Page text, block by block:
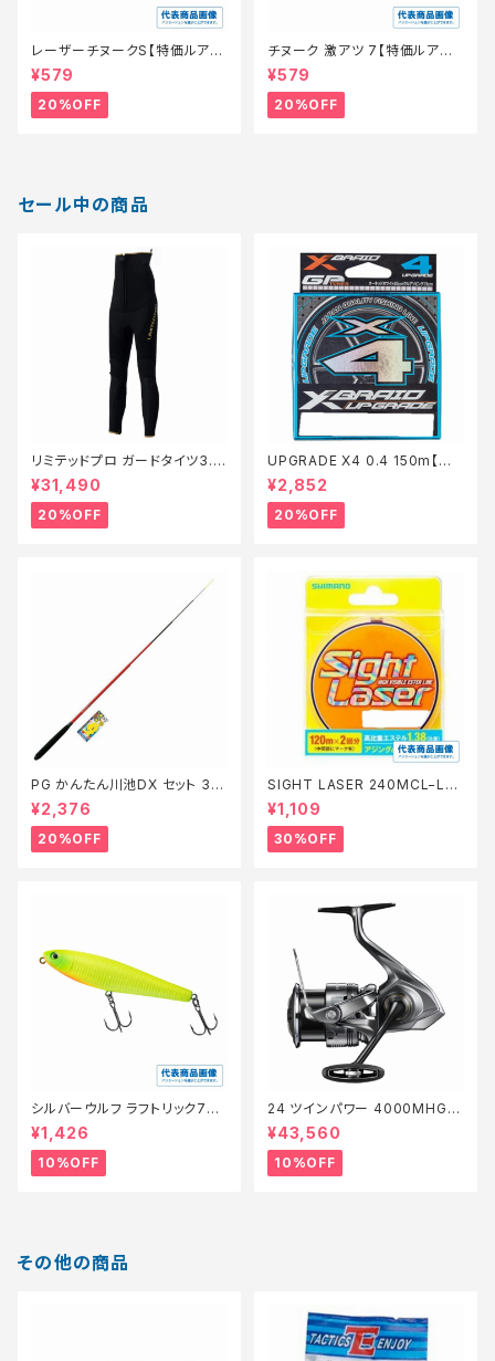
レーザーチヌークS【特価ルア
ー】【20】
¥579
20%OFF
チヌーク 激アツ 7【特価ルアー】
【20】
¥579
20%OFF
セール中の商品
リミテッドプロ ガードタイツ3.0
FI−540X 黒 LB【特価装備】【2
0】
¥31,490
20%OFF
UPGRADE X4 0.4 150m【特
価仕掛】【20】
¥2,852
20%OFF
PG かんたん川池DX セット 36
0【特価セット】【20】
¥2,376
20%OFF
SIGHT LASER 240MCL−L75
Q 橙 0.2【特価仕掛】【30】
¥1,109
30%OFF
シルバーウルフ ラフトリック70Ｆ
【スタッフ永徳浜名湖セレクト】
【10】
¥1,426
10%OFF
24 ツインパワー 4000MHG
【継続セール_リール】【10】
¥43,560
10%OFF
その他の商品